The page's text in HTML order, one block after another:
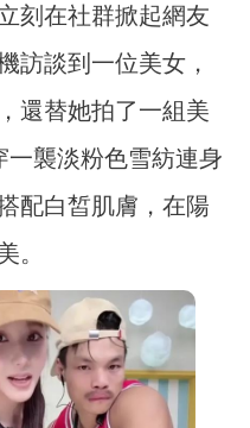
刻在社群掀起網友
訪談到一位美女，
還替她拍了一組美
一襲淡粉色雪紡連身
配白皙肌膚，在陽
。